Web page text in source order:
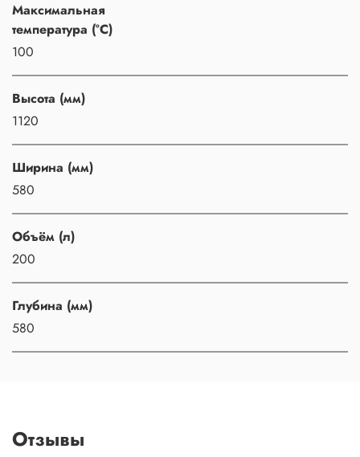
Максимальная
температура (°C)
100
Высота (мм)
1120
Ширина (мм)
580
Объём (л)
200
Глубина (мм)
580
Отзывы